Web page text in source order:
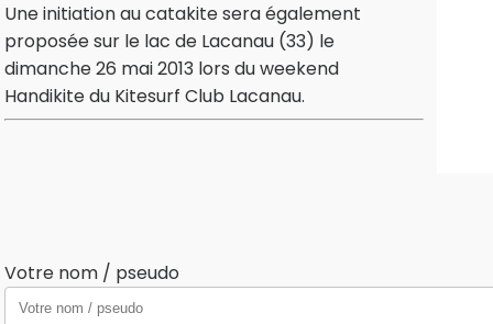
Une initiation au catakite sera également
proposée sur le lac de Lacanau (33) le
dimanche 26 mai 2013 lors du weekend
Handikite du Kitesurf Club Lacanau.
Votre nom / pseudo